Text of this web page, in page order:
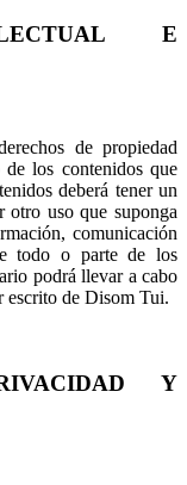
E
de propiedad
los contenidos que
deberá tener un
otro uso que suponga
comunicación
todo o parte de los
podrá llevar a cabo
escrito de Disom Tui.
Y